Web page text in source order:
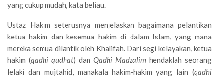
yang cukup mudah, kata beliau.
Ustaz Hakim seterusnya menjelaskan bagaimana pelantikan
ketua hakim dan kesemua hakim di dalam Islam, yang mana
mereka semua dilantik oleh Khalifah. Dari segi kelayakan, ketua
hakim (qadhi qudhat) dan Qadhi Madzalim hendaklah seorang
lelaki dan mujtahid, manakala hakim-hakim yang lain (qadhi